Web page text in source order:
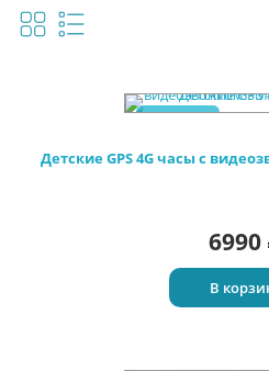
Новинка
Детские GPS 4G часы с
6990
В